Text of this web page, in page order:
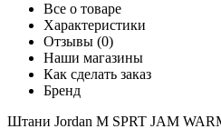
Все о товаре
Характеристики
Отзывы (0)
Наши магазины
Как сделать заказ
Бренд
Штани Jordan M SPRT JAM